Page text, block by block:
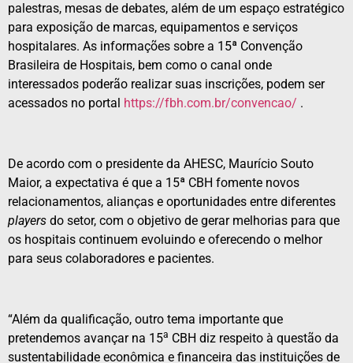
palestras, mesas de debates, além de um espaço estratégico
para exposição de marcas, equipamentos e serviços
hospitalares. ​As informações sobre a 15ª Convenção
Brasileira de Hospitais, bem como o canal onde
interessados poderão realizar suas inscrições, podem ser
acessados no portal https://fbh.com.br/convencao/ .
De acordo com o presidente da AHESC, Maurício Souto
Maior, a expectativa é que a 15ª CBH fomente novos
relacionamentos, alianças e oportunidades entre diferentes
players do setor, com o objetivo de gerar melhorias para que
os hospitais continuem evoluindo e oferecendo o melhor
para seus colaboradores e pacientes.
“Além da qualificação, outro tema importante que
pretendemos avançar na 15a CBH diz respeito à questão da
sustentabilidade econômica e financeira das instituições de